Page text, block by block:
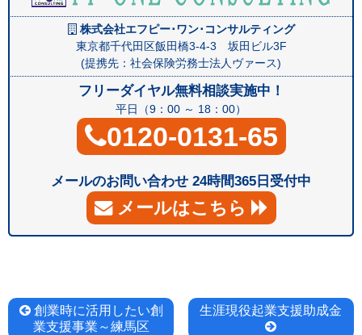
株式会社エフピー･ワン･コンサルティング
東京都千代田区飯田橋3-4-3 坂田ビル3F
(提携先：社会保険労務士法人ヴァース)
フリーダイヤル無料相談実施中！
平日（9：00 ～ 18：00）
0120-0131-65
メールのお問い合わせ 24時間365日受付中
メールはこちら
投 創業時に活用したい創
業支援事業～練馬区
生涯現役起業支援助成金